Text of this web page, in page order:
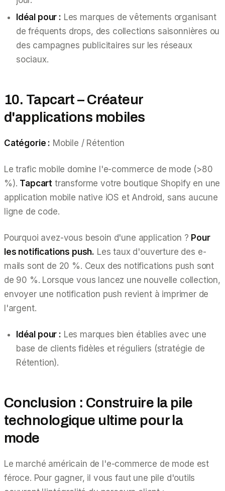
Idéal pour : Les marques de vêtements organisant
de fréquents drops, des collections saisonnières ou
des campagnes publicitaires sur les réseaux
sociaux.
10. Tapcart – Créateur
d'applications mobiles
Catégorie : Mobile / Rétention
Le trafic mobile domine l'e-commerce de mode (>80
%). Tapcart transforme votre boutique Shopify en une
application mobile native iOS et Android, sans aucune
ligne de code.
Pourquoi avez-vous besoin d'une application ? Pour
les notifications push. Les taux d'ouverture des e-
mails sont de 20 %. Ceux des notifications push sont
de 90 %. Lorsque vous lancez une nouvelle collection,
envoyer une notification push revient à imprimer de
l'argent.
Idéal pour : Les marques bien établies avec une
base de clients fidèles et réguliers (stratégie de
Rétention).
Conclusion : Construire la pile
technologique ultime pour la
mode
Le marché américain de l'e-commerce de mode est
féroce. Pour gagner, il vous faut une pile d'outils